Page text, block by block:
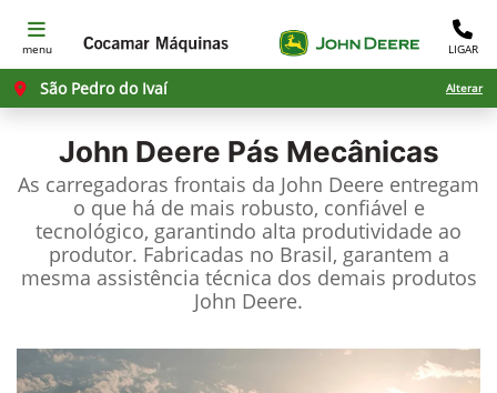
menu LIGAR
São Pedro do Ivaí Alterar
John Deere Pás Mecânicas
As carregadoras frontais da John Deere entregam
o que há de mais robusto, confiável e
tecnológico, garantindo alta produtividade ao
produtor. Fabricadas no Brasil, garantem a
mesma assistência técnica dos demais produtos
John Deere.